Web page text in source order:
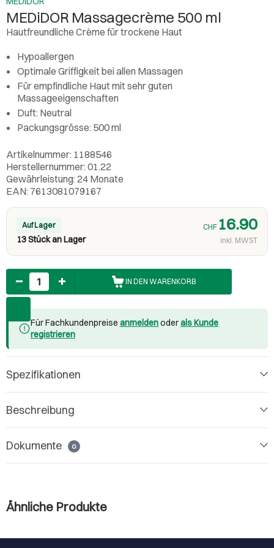
MEDiDOR Massagecrème 500 ml
Hautfreundliche Crème für trockene Haut
Hypoallergen
Optimale Griffigkeit bei allen Massagen
Für empfindliche Haut mit sehr guten
Massageeigenschaften
Duft: Neutral
Packungsgrösse: 500 ml
Artikelnummer: 1188546
Herstellernummer: 01.22
Gewährleistung: 24 Monate
EAN: 7613081079167
Auf Lager
13 Stück an Lager
CHF 16.90
inkl. MWST
Anzahl
IN DEN WARENKORB
Für Fachkundenpreise anmeldenoderals Kunde
registrieren
Spezifikationen
Beschreibung
Dokumente 0
Ähnliche Produkte